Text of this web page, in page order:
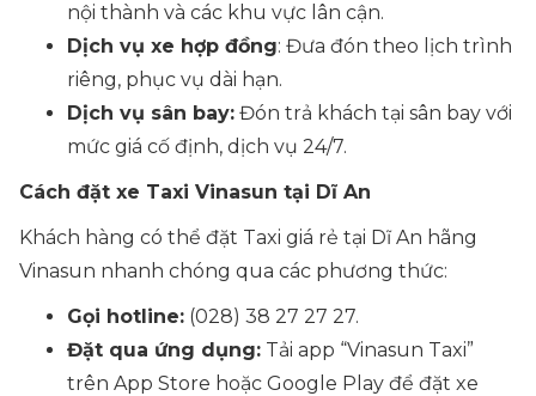
nội thành và các khu vực lân cận.
Dịch vụ xe hợp đồng: Đưa đón theo lịch trình
riêng, phục vụ dài hạn.
Dịch vụ sân bay: Đón trả khách tại sân bay với
mức giá cố định, dịch vụ 24/7.
Cách đặt xe Taxi Vinasun tại Dĩ An
Khách hàng có thể đặt Taxi giá rẻ tại Dĩ An hãng
Vinasun nhanh chóng qua các phương thức:
Gọi hotline: (028) 38 27 27 27.
Đặt qua ứng dụng: Tải app “Vinasun Taxi”
trên App Store hoặc Google Play để đặt xe